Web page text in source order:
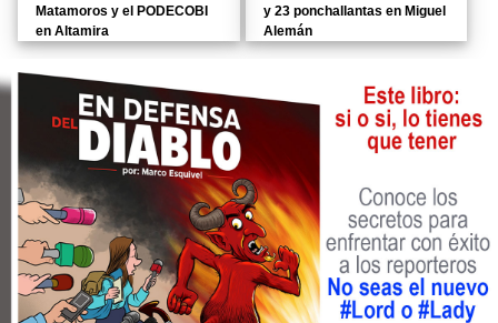
Matamoros y el PODECOBI
en Altamira
y 23 ponchallantas en Miguel
Alemán